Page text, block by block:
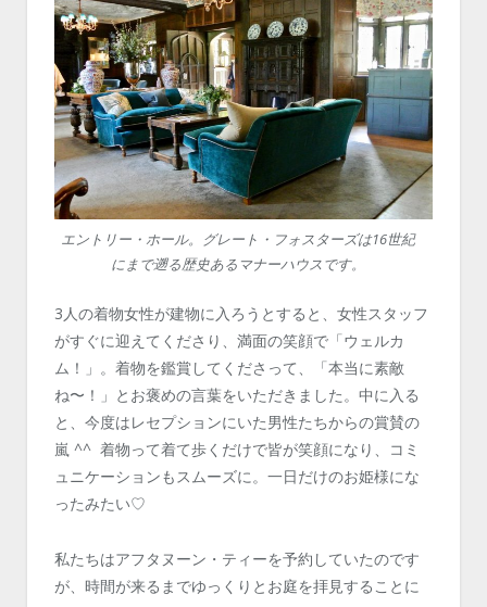
エントリー・ホール。グレート・フォスターズは16世紀
にまで遡る歴史あるマナーハウスです。
3人の着物女性が建物に入ろうとすると、女性スタッフ
がすぐに迎えてくださり、満面の笑顔で「ウェルカ
ム！」。着物を鑑賞してくださって、「本当に素敵
ね〜！」とお褒めの言葉をいただきました。中に入る
と、今度はレセプションにいた男性たちからの賞賛の
嵐 ^^ 着物って着て歩くだけで皆が笑顔になり、コミ
ュニケーションもスムーズに。一日だけのお姫様にな
ったみたい♡
私たちはアフタヌーン・ティーを予約していたのです
が、時間が来るまでゆっくりとお庭を拝見することに